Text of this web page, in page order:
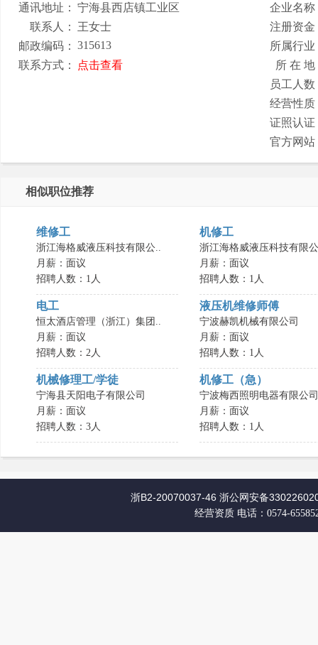
通讯地址：
宁海县西店镇工业区
联系人：
王女士
邮政编码：
315613
联系方式：
点击查看
企业名称
注册资金
所属行业
所 在 地
员工人数
经营性质
证照认证
官方网站
相似职位推荐
维修工
浙江海格威液压科技有限公..
月薪：面议
招聘人数：1人
机修工
浙江海格威液压科技有限
月薪：面议
招聘人数：1人
电工
恒太酒店管理（浙江）集团..
月薪：面议
招聘人数：2人
液压机维修师傅
宁波赫凯机械有限公司
月薪：面议
招聘人数：1人
机械修理工/学徒
宁海县天阳电子有限公司
月薪：面议
招聘人数：3人
机修工（急）
宁波梅西照明电器有限公司
月薪：面议
招聘人数：1人
浙B2-20070037-46 浙公网安备
经营资质 电话：0574-